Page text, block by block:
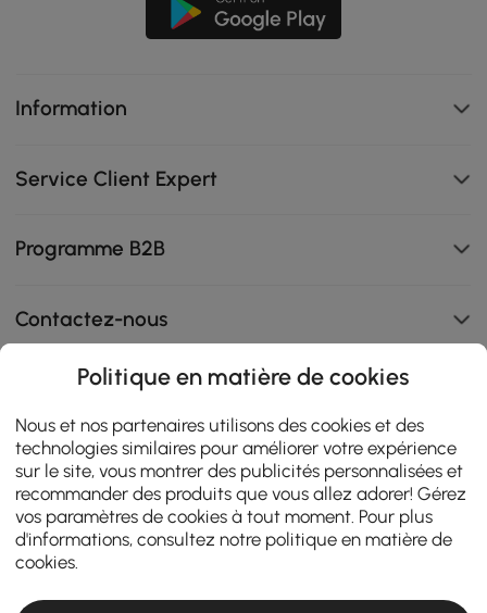
Information
Service Client Expert
Programme B2B
Contactez-nous
108K
4.9
star
rating
AVIS CERTIFIÉS
Politique en matière de cookies
Nous et nos partenaires utilisons des cookies et des
technologies similaires pour améliorer votre expérience
sur le site, vous montrer des publicités personnalisées et
recommander des produits que vous allez adorer! Gérez
vos paramètres de cookies à tout moment. Pour plus
d'informations, consultez notre politique en matière de
cookies